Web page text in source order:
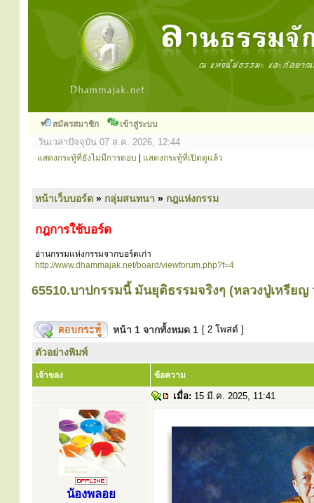
สมัครสมาชิก เข้าสู่ระบบ
วันเวลาปัจจุบัน 07 ส.ค. 2026, 12:44
แสดงกระทู้ที่ยังไม่มีการตอบ แสดงกระทู้ที่เปิดดูแล้ว
หน้าเว็บบอร์ด » กลุ่มสนทนา » กฎแห่งกรรม
กฎการใช้บอร์ด
อ่านกรรมแห่งกรรมจากบอร์ดเก่า
http://www.dhammajak.net/board/viewforum.php?f=4
65510.บาปกรรมนี้ มันยุติธรรมจริงๆ (หลวงปู่เหรียญ
หน้า 1 จากทั้งหมด 1 [ 2 โพสต์ ]
ตัวอย่างพิมพ์
เจ้าของ ข้อความ
เมื่อ: 15 มี.ค. 2025, 11:41
น้องพลอย